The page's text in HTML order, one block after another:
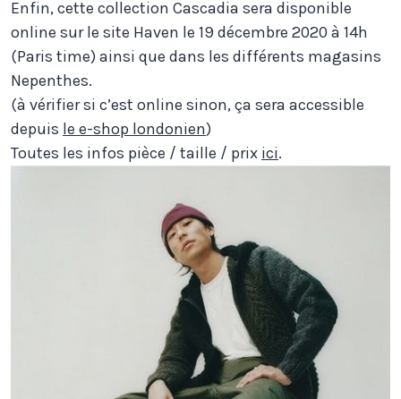
Enfin, cette collection Cascadia sera disponible
online sur le site Haven le 19 décembre 2020 à 14h
(Paris time) ainsi que dans les différents magasins
Nepenthes.
(à vérifier si c’est online sinon, ça sera accessible
depuis le e-shop londonien)
Toutes les infos pièce / taille / prix ici.